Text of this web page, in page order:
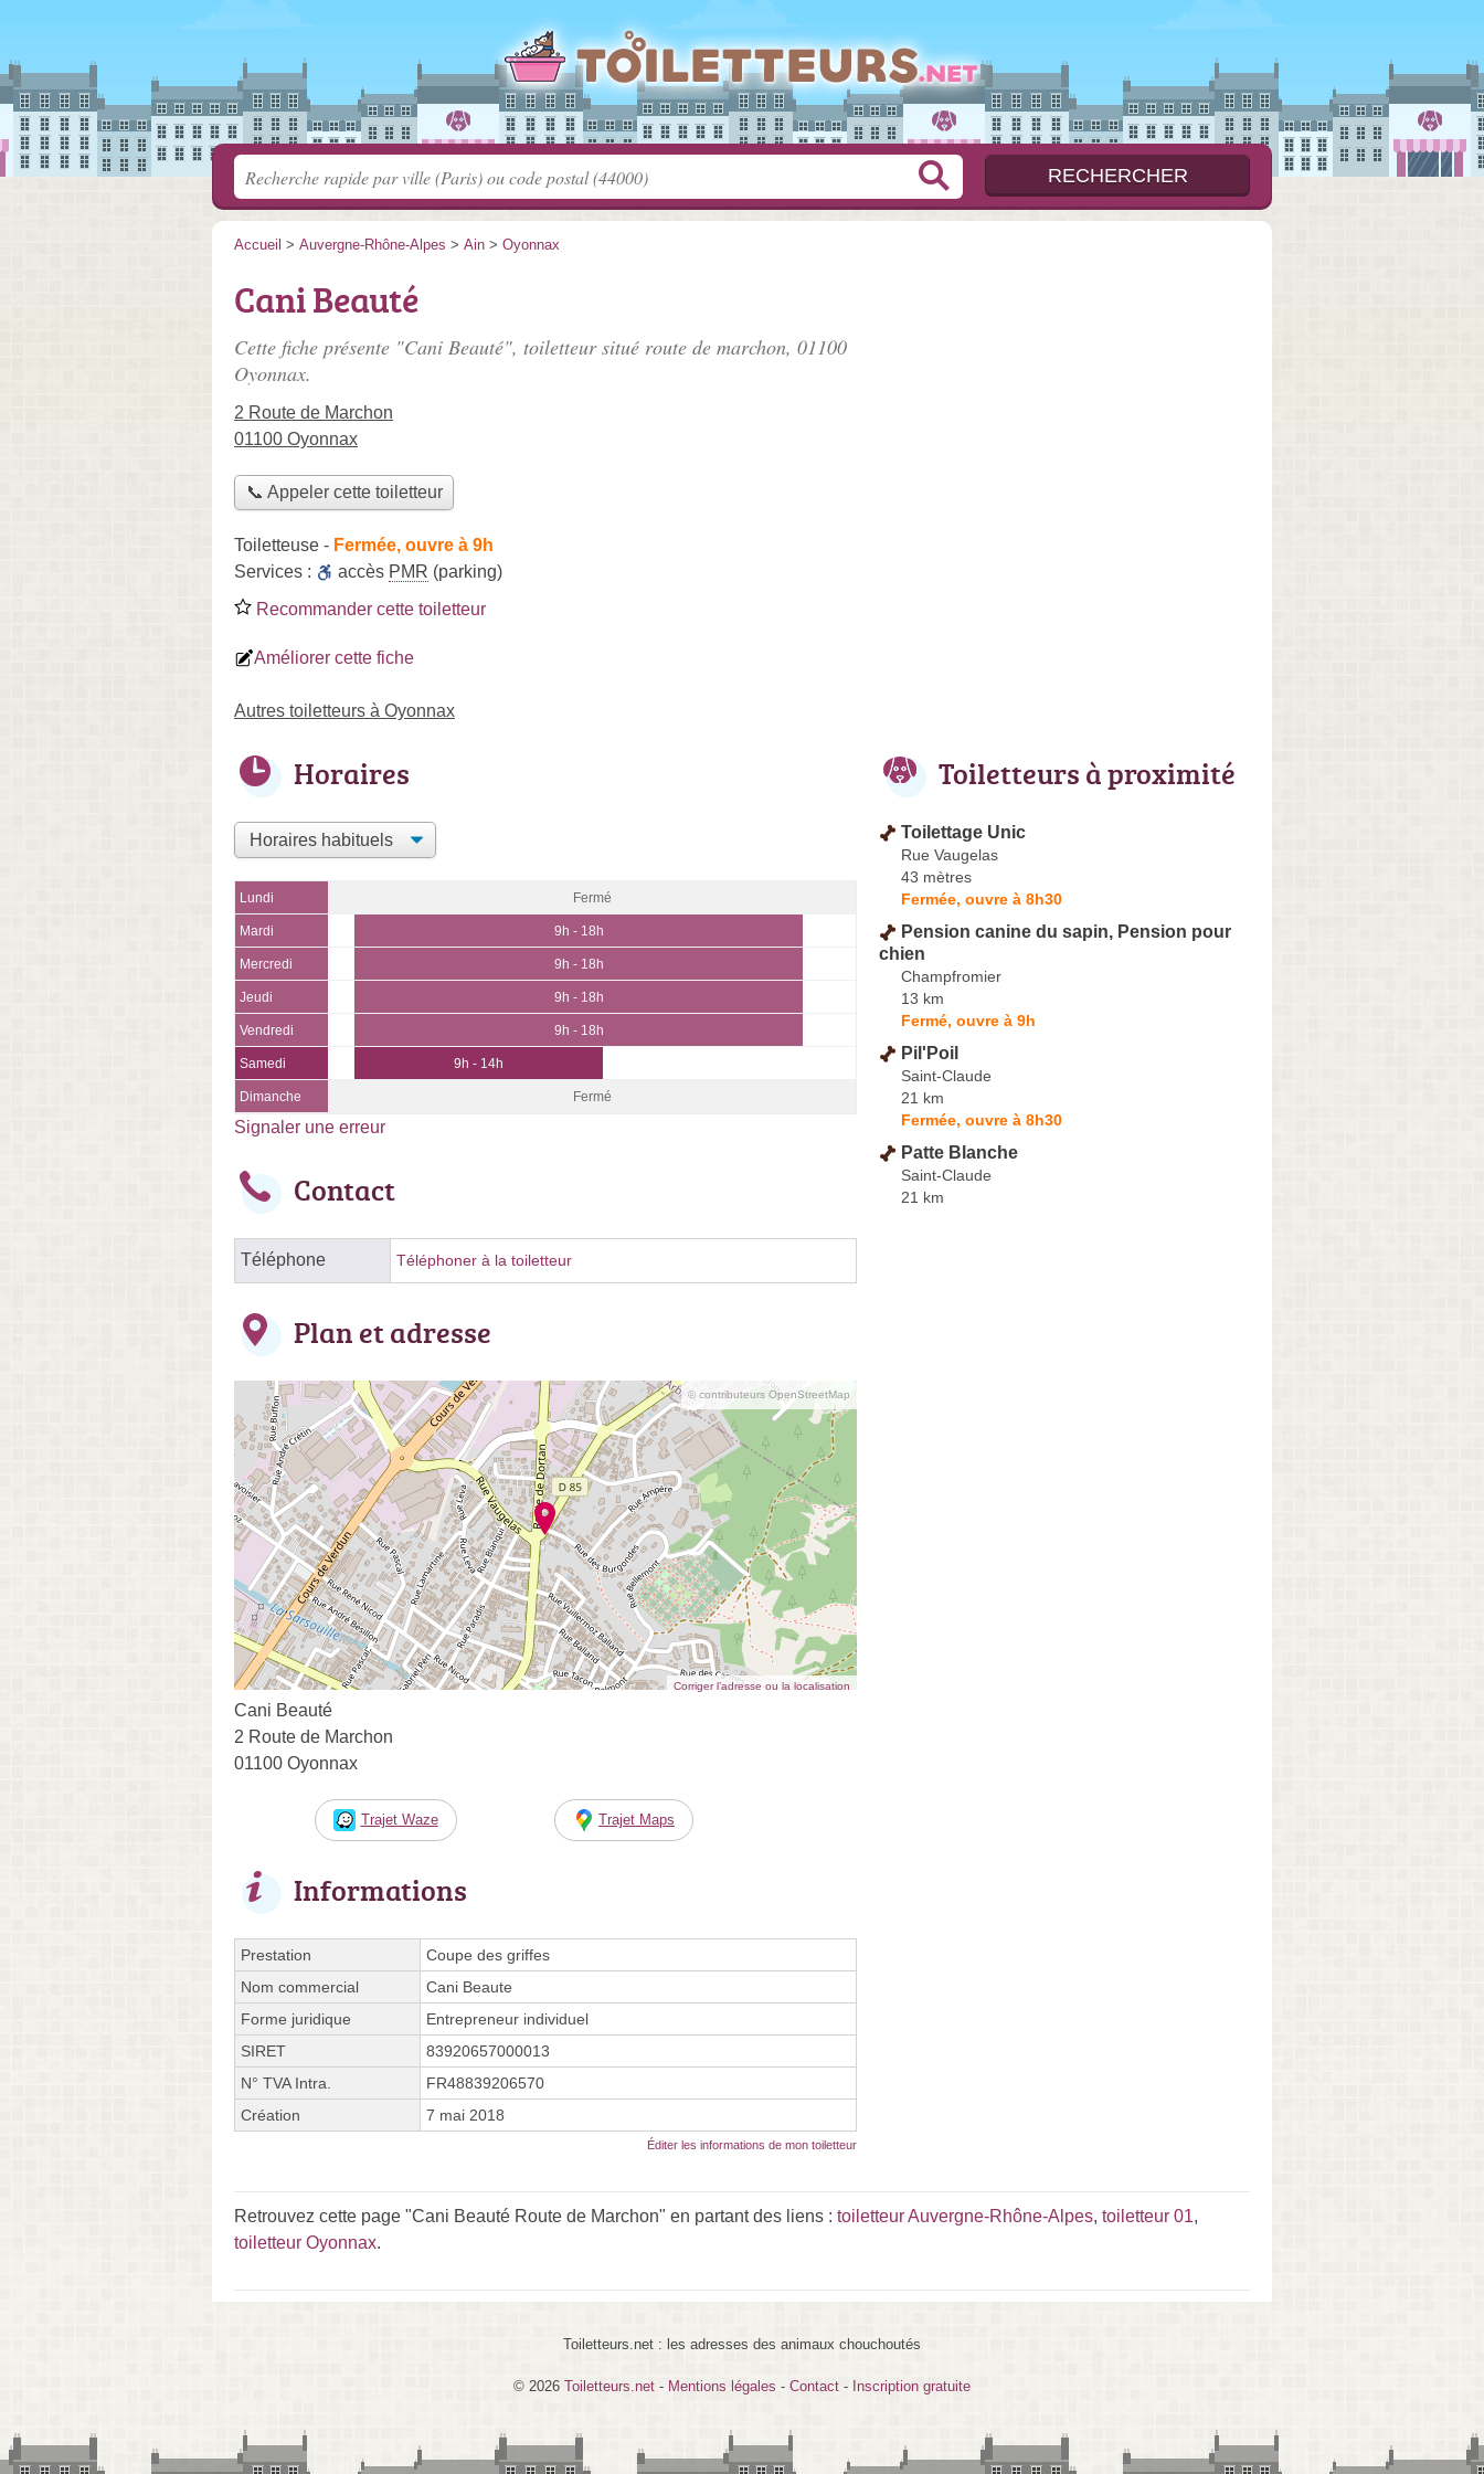
Accueil > Auvergne-Rhône-Alpes > Ain > Oyonnax
Cani Beauté
Cette fiche présente "Cani Beauté", toiletteur situé route de marchon, 01100
Oyonnax.
2 Route de Marchon
01100 Oyonnax
📞 Appeler cette toiletteur
Toiletteuse - Fermée, ouvre à 9h
Services :
accès PMR (parking)
Recommander cette toiletteur
Améliorer cette fiche
Autres toiletteurs à Oyonnax
Horaires
Lundi Fermé
Mardi 9h - 18h
Mercredi 9h - 18h
Jeudi 9h - 18h
Vendredi 9h - 18h
Samedi 9h - 14h
Dimanche Fermé
Signaler une erreur
Contact
Téléphone Téléphoner à la toiletteur
Plan et adresse
© contributeurs OpenStreetMap
Corriger l’adresse ou la localisation
Cani Beauté
2 Route de Marchon
01100 Oyonnax
Trajet Waze Trajet Maps
Informations
Prestation
Coupe des griffes
Nom commercial
Cani Beaute
Forme juridique
Entrepreneur individuel
SIRET
83920657000013
N° TVA Intra.
FR48839206570
Création
7 mai 2018
Éditer les informations de mon toiletteur
Toiletteurs à proximité
Toilettage Unic
Rue Vaugelas
43 mètres
Fermée, ouvre à 8h30
Pension canine du sapin, Pension pour
chien
Champfromier
13 km
Fermé, ouvre à 9h
Pil'Poil
Saint-Claude
21 km
Fermée, ouvre à 8h30
Patte Blanche
Saint-Claude
21 km
Retrouvez cette page "Cani Beauté Route de Marchon" en partant des liens : toiletteur Auvergne-Rhône-Alpes, toiletteur 01,
toiletteur Oyonnax.
Toiletteurs.net : les adresses des animaux chouchoutés
© 2026 Toiletteurs.net - Mentions légales - Contact - Inscription gratuite